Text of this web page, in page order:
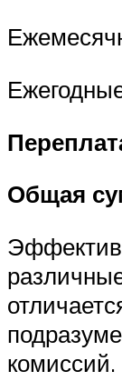
Общая
комиссий.